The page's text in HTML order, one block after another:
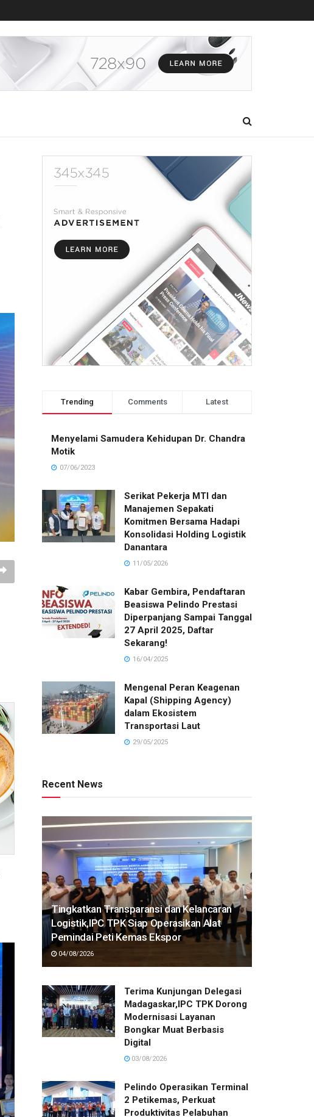
Trending Comments Latest
Menyelami Samudera Kehidupan Dr. Chandra
Motik
07/06/2023
Serikat Pekerja MTI dan
Manajemen Sepakati
Komitmen Bersama Hadapi
Konsolidasi Holding Logistik
Danantara
11/05/2026
Kabar Gembira, Pendaftaran
Beasiswa Pelindo Prestasi
Diperpanjang Sampai Tanggal
27 April 2025, Daftar
Sekarang!
16/04/2025
Mengenal Peran Keagenan
Kapal (Shipping Agency)
dalam Ekosistem
Transportasi Laut
29/05/2025
Recent News
Tingkatkan Transparansi dan Kelancaran
Logistik,IPC TPK Siap Operasikan Alat
Pemindai Peti Kemas Ekspor
04/08/2026
Terima Kunjungan Delegasi
Madagaskar,IPC TPK Dorong
Modernisasi Layanan
Bongkar Muat Berbasis
Digital
03/08/2026
Pelindo Operasikan Terminal
2 Petikemas, Perkuat
Produktivitas Pelabuhan